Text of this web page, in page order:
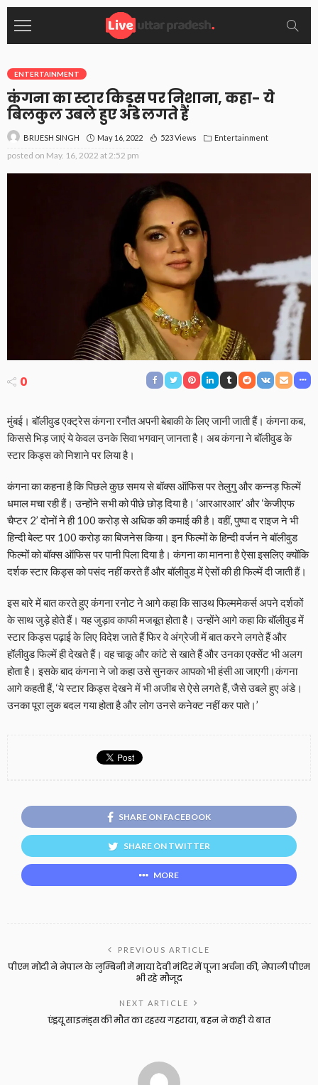
ENTERTAINMENT
कंगना का स्टार किड्स पर निशाना, कहा- ये
बिलकुल उबले हुए अंडे लगते हैं
BRIJESH SINGH May 16, 2022 523 Views Entertainment
posted on May. 16, 2022 at 2:52 pm
0
मुंबई। बॉलीवुड एक्ट्रेस कंगना रनौत अपनी बेबाकी के लिए जानी जाती हैं। कंगना कब,
किससे भिड़ जाएं ये केवल उनके सिवा भगवान् जानता है। अब कंगना ने बॉलीवुड के
स्टार किड्स को निशाने पर लिया है।
कंगना का कहना है कि पिछले कुछ समय से बॉक्स ऑफिस पर तेलुगु और कन्नड़ फिल्में
धमाल मचा रही हैं। उन्होंने सभी को पीछे छोड़ दिया है। ‘आरआरआर’ और ‘केजीएफ
चैप्टर 2’ दोनों ने ही 100 करोड़ से अधिक की कमाई की है। वहीं, पुष्पा द राइज ने भी
हिन्दी बेल्ट पर 100 करोड़ का बिजनेस किया। इन फिल्मों के हिन्दी वर्जन ने बॉलीवुड
फिल्मों को बॉक्स ऑफिस पर पानी पिला दिया है। कंगना का मानना है ऐसा इसलिए क्योंकि
दर्शक स्टार किड्स को पसंद नहीं करते हैं और बॉलीवुड में ऐसों की ही फिल्में दी जाती हैं।
इस बारे में बात करते हुए कंगना रनोट ने आगे कहा कि साउथ फिल्ममेकर्स अपने दर्शकों
के साथ जुड़े होते हैं। यह जुड़ाव काफी मजबूत होता है। उन्होंने आगे कहा कि बॉलीवुड में
स्टार किड्स पढ़ाई के लिए विदेश जाते हैं फिर वे अंग्रेजी में बात करने लगते हैं और
हॉलीवुड फिल्में ही देखते हैं। वह चाकू और कांटे से खाते हैं और उनका एक्सेंट भी अलग
होता है। इसके बाद कंगना ने जो कहा उसे सुनकर आपको भी हंसी आ जाएगी।कंगना
आगे कहती हैं, ‘ये स्टार किड्स देखने में भी अजीब से ऐसे लगते हैं, जैसे उबले हुए अंडे।
उनका पूरा लुक बदल गया होता है और लोग उनसे कनेक्ट नहीं कर पाते।’
SHARE ON FACEBOOK
SHARE ON TWITTER
MORE
PREVIOUS ARTICLE
पीएम मोदी ने नेपाल के लुम्बिनी में माया देवी मंदिर में पूजा अर्चना की, नेपाली पीएम
भी रहे मौजूद
NEXT ARTICLE
एंड्रयू साइमंड्स की मौत का रहस्य गहराया, बहन ने कही ये बात